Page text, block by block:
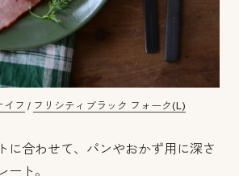
イフ / フリシティブラック フォーク(L)
に合わせて、パンやおかず用に深さ
ート。